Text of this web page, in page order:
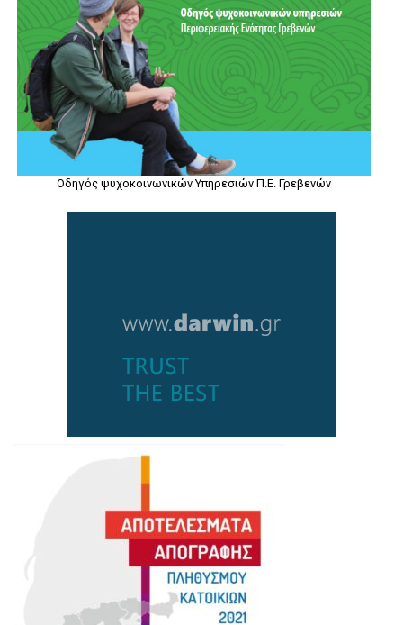
Οδηγός ψυχοκοινωνικών Υπηρεσιών Π.Ε. Γρεβενών